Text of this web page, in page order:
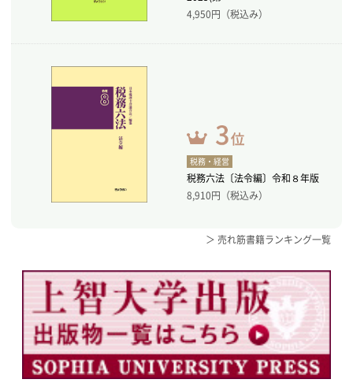
4,950円（税込み）
税務・経営
税務六法〔法令編〕令和８年版
8,910円（税込み）
＞ 売れ筋書籍ランキング一覧